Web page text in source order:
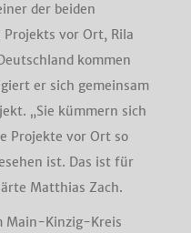
der beiden
vor Ort, Rila
kommen
er sich gemeinsam
„Sie kümmern sich
Projekte vor Ort so
ist. Das ist für
Matthias Zach.
Main-Kinzig-Kreis